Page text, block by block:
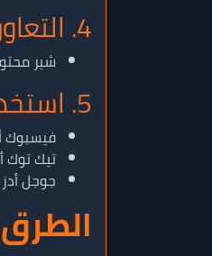
4. التعاون مع مؤثرين (Influencer Marketing)
شير
5. استخدام الإعلانات الممولة
فيسبوك
تيك توك
جوجل